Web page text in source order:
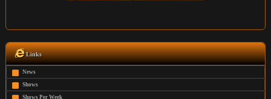
Links
News
Shows
Shows Per Week